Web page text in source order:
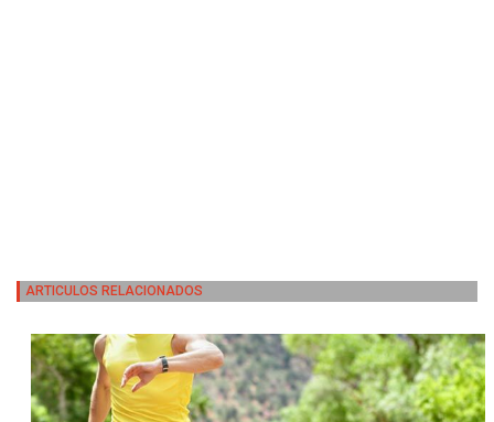
ARTICULOS RELACIONADOS